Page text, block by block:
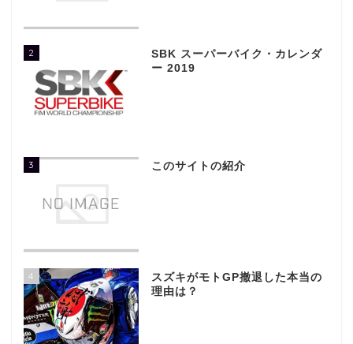
2
SBK スーパーバイク・カレンダ
ー 2019
3 このサイトの紹介
4
スズキがモトGP撤退した本当の
理由は？